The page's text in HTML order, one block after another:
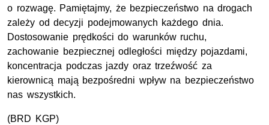
o rozwagę. Pamiętajmy, że bezpieczeństwo na drogach
zależy od decyzji podejmowanych każdego dnia.
Dostosowanie prędkości do warunków ruchu,
zachowanie bezpiecznej odległości między pojazdami,
koncentracja podczas jazdy oraz trzeźwość za
kierownicą mają bezpośredni wpływ na bezpieczeństwo
nas wszystkich.
(BRD KGP)